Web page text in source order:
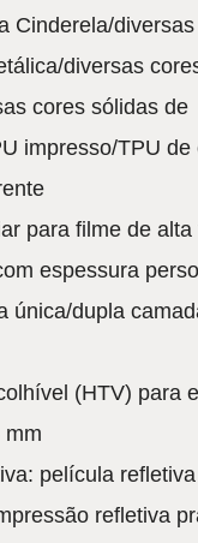
Cinderela/
diversas
cores sólidas de
impresso/TPU de
para filme de
espessura
única/dupla
(HTV) para
mm
película
refletiva